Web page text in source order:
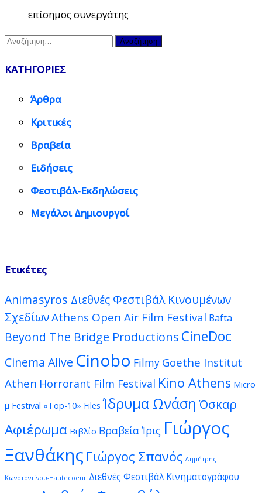
επίσημος συνεργάτης
Αναζήτηση
ΚΑΤΗΓΟΡΙΕΣ
Άρθρα
Κριτικές
Βραβεία
Ειδήσεις
Φεστιβάλ-Εκδηλώσεις
Μεγάλοι Δημιουργοί
Ετικέτες
Animasyros Διεθνές Φεστιβάλ Κινουμένων
ΣχεδίωνAthens Open Air Film Festival Bafta
Beyond The Bridge Productions CineDoc
Cinema Alive Cinobo Filmy Goethe Institut
Athen Horrorant Film Festival Kino Athens Micro
μ Festival «Top-10» Files Ίδρυμα Ωνάση Όσκαρ
Αφιέρωμα Βιβλίο Βραβεία Ίρις Γιώργος
Ξανθάκης Γιώργος Σπανός Δημήτρης
Κωνσταντίνου-Hautecoeur Διεθνές Φεστιβάλ Κινηματογράφου